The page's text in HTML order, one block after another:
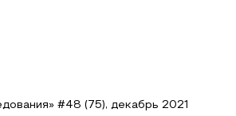
#48 (75), декабрь 2021